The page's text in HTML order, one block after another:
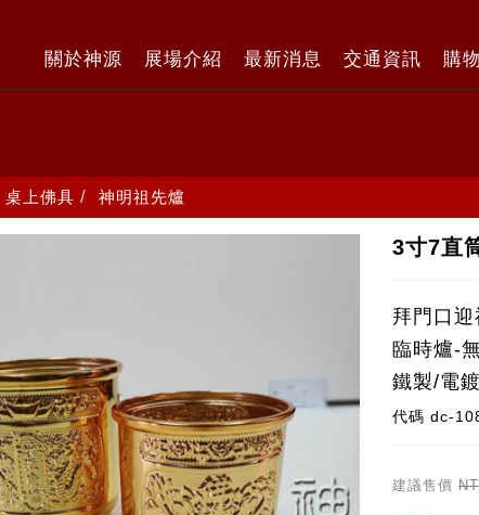
關於神源 展場介紹 最新消息 交通資訊 購
桌上佛具 神明祖先爐
3寸7直
拜門口
臨時爐-
鐵製/電鍍
代碼dc-
建議售價